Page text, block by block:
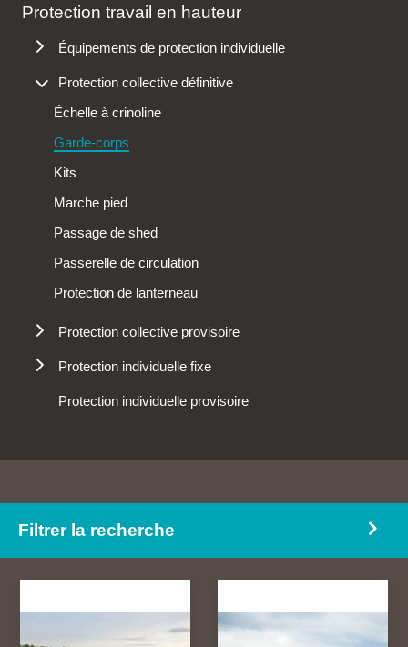
Protection travail en hauteur
Équipements de protection individuelle
Antichutes
Harnais
Longes
Mousquetons
Protection de la tête
Protection collective définitive
Échelle à crinoline
Garde-corps
Kits
Marche pied
Passage de shed
Passerelle de circulation
Protection de lanterneau
Protection collective provisoire
Protections périphériques
Protection individuelle fixe
Anneau d'ancrage
Lignes de vie
Potence, portiques et spécial
Protection individuelle provisoire
Filtrer la recherche